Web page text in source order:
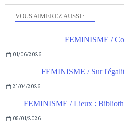
VOUS AIMEREZ AUSSI :
FEMINISME /
01/06/2026
FEMINISME / Sur
21/04/2026
FEMINISME / Lieux :
05/01/2026